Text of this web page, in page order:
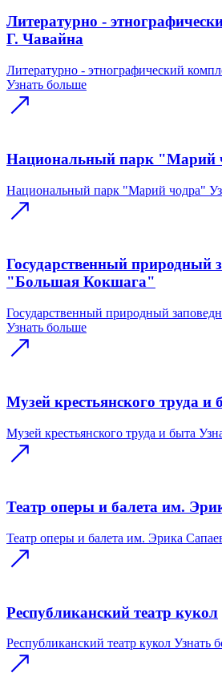
Литературно -
Г. Чавайна
Литературно - этнографический
Узнать больше
Национальный парк "Марий
Национальный парк "Марий чодра"
Государственный природный
"Большая Кокшага"
Государственный природный
Узнать больше
Музей крестьянского труда и
Музей крестьянского труда и быта
Театр оперы и балета им.
Театр оперы и балета им. Эрика
Республиканский театр кукол
Республиканский театр кукол Узнать